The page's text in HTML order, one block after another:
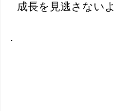
成長を見逃さない
.